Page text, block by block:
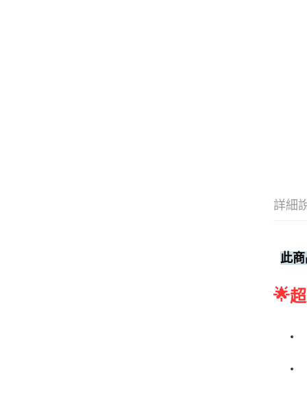
詳細
此
🌟